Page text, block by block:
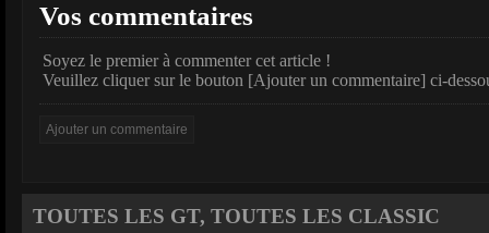
Vos commentaires
Soyez le premier à commenter cet article !
Veuillez cliquer sur le bouton [Ajouter un commentaire] ci-
TOUTES LES GT, TOUTES LES CLASSIC